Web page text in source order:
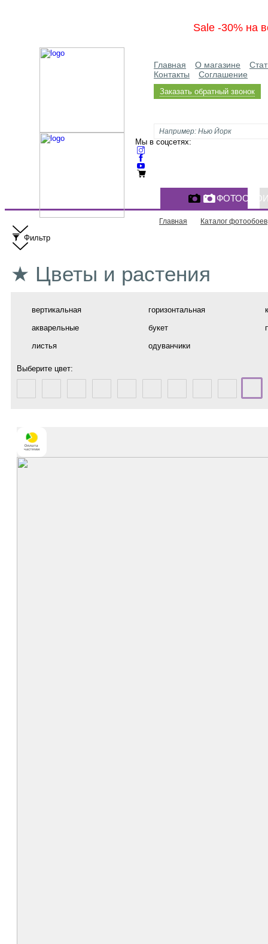
Sale -30% на
Главная О магазине
Контакты
Соглашение
Заказать обратный звонок
Мы в соцсетях:
Главная Каталог фотообоев
Фильтр
★ Цветы и растения
вертикальная горизонтальная
акварельные
букет
листья
одуванчики
Выберите цвет: